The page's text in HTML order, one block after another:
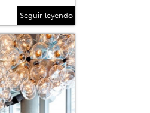
Seguir leyendo